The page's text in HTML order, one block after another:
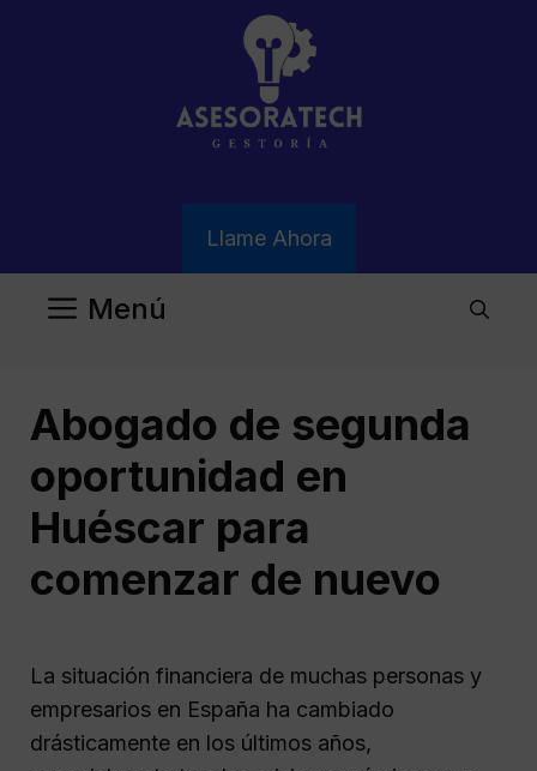
Llame Ahora
Menú
Abogado de segunda
oportunidad en
Huéscar para
comenzar de nuevo
La situación financiera de muchas personas y
empresarios en España ha cambiado
drásticamente en los últimos años,